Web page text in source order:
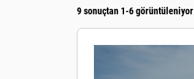
9 sonuçtan 1-6 görüntüleniyor